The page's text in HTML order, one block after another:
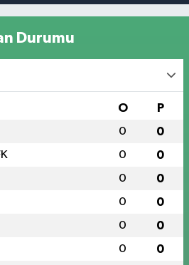
Durumu
O P
0 0
0 0
0 0
0 0
0 0
0 0